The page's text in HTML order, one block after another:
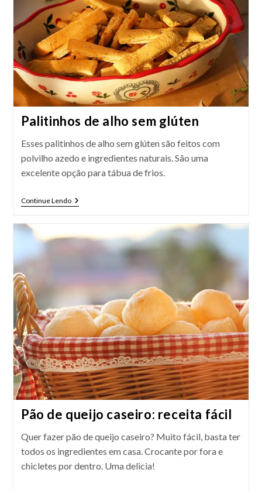
Palitinhos de alho sem glúten
Esses palitinhos de alho sem glúten são feitos com
polvilho azedo e ingredientes naturais. São uma
excelente opção para tábua de frios.
Continue LendoPalitinhos
De
Glúten
Pão de queijo caseiro: receita fácil
Quer fazer pão de queijo caseiro? Muito fácil, basta ter
todos os ingredientes em casa. Crocante por fora e
chicletes por dentro. Uma delicia!